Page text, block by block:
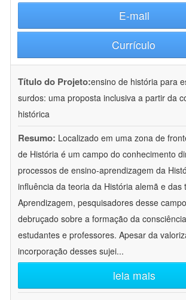
E-mail
Currículo
Título do Projeto:ensino de história para
surdos: uma proposta inclusiva a partir da
histórica
Resumo: Localizado em uma zona de
de História é um campo do conhecimento
processos de ensino-aprendizagem da
influência da teoria da História alemã e das
Aprendizagem, pesquisadores desse
debruçado sobre a formação da
estudantes e professores. Apesar da
incorporação desses sujei...
leia mais